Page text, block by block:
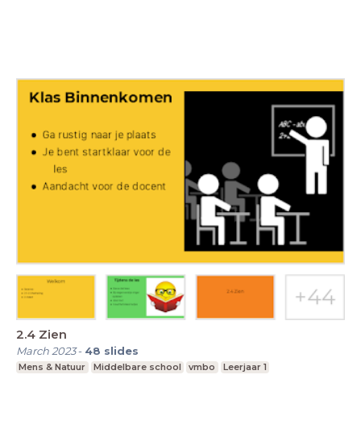
2.4 Zien
March 2023- 48 slides
Mens & Natuur Middelbare school vmbo Leerjaar 1